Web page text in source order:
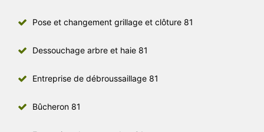
Pose et changement grillage et clôture 81
Dessouchage arbre et haie 81
Entreprise de débroussaillage 81
Bûcheron 81